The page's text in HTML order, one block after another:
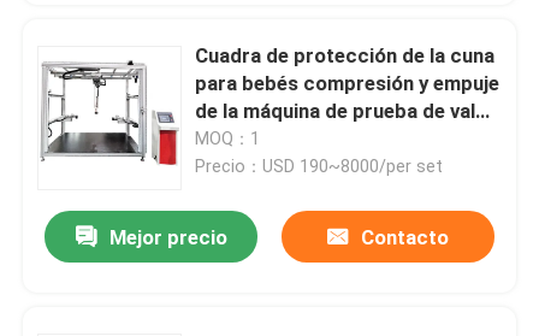
Máquina de prueba de goma
Equipo de prueba automotriz
Equipo de prueba de laboratorio de plástico
Cuadra de protección de la cuna
para bebés compresión y empuje
de la máquina de prueba de valor
de fuerza exactitud de 1% de
fuerza lateral rango de fuerza
MOQ：1
Precio：USD 190~8000/per set
Mejor precio Contacto